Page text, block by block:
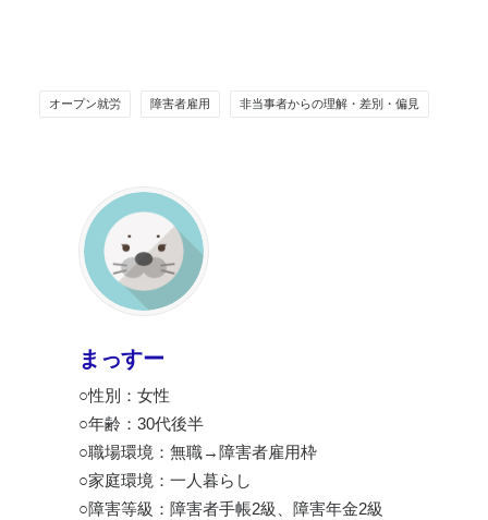
オープン就労 障害者雇用 非当事者からの理解・差別・偏見
まっすー
○性別：女性
○年齢：30代後半
○職場環境：無職→障害者雇用枠
○家庭環境：一人暮らし
○障害等級：障害者手帳2級、障害年金2級